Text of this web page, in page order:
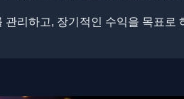
리하고, 장기적인 수익을 목표로